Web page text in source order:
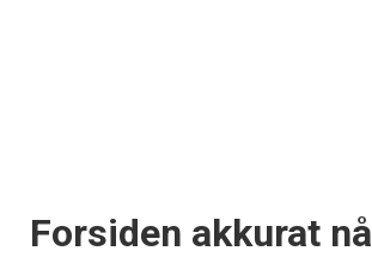
Forsiden akkurat nå